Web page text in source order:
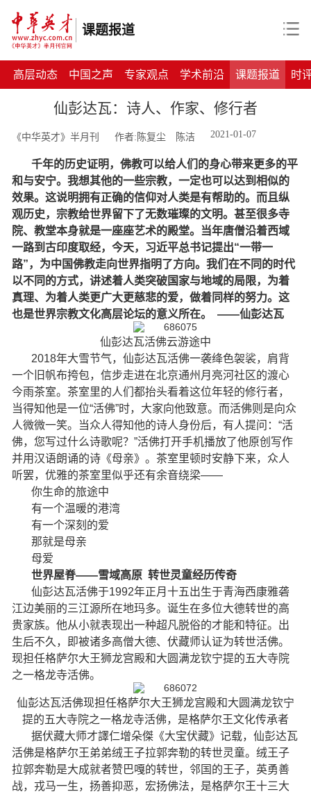
课题报道
高层动态 中国之声 专家观点 学术前沿 课题报道 时
仙彭达瓦：诗人、作家、修行者
《中华英才》半月刊 作者:陈复尘 陈洁 2021-01-07
千年的历史证明，佛教可以给人们的身心带来更多的平
和与安宁。我想其他的一些宗教，一定也可以达到相似的
效果。这说明拥有正确的信仰对人类是有帮助的。而且纵
观历史，宗教给世界留下了无数璀璨的文明。甚至很多寺
院、教堂本身就是一座座艺术的殿堂。当年唐僧沿着西域
一路到古印度取经，今天，习近平总书记提出“一带一
路”，为中国佛教走向世界指明了方向。我们在不同的时代
以不同的方式，讲述着人类突破国家与地域的局限，为着
真理、为着人类更广大更慈悲的爱，做着同样的努力。这
也是世界宗教文化高层论坛的意义所在。 ——仙彭达瓦
仙彭达瓦活佛云游途中
2018年大雪节气，仙彭达瓦活佛一袭绛色袈裟，肩背
一个旧帆布挎包，信步走进在北京通州月亮河社区的渡心
今雨茶室。茶室里的人们都抬头看着这位年轻的修行者，
当得知他是一位“活佛”时，大家向他致意。而活佛则是向众
人微微一笑。当众人得知他的诗人身份后，有人提问：“活
佛，您写过什么诗歌呢？”活佛打开手机播放了他原创写作
并用汉语朗诵的诗《母亲》。茶室里顿时安静下来，众人
听罢，优雅的茶室里似乎还有余音绕梁——
你生命的旅途中
有一个温暖的港湾
有一个深刻的爱
那就是母亲
母爱
世界屋脊——雪域高原 转世灵童经历传奇
仙彭达瓦活佛于1992年正月十五出生于青海西康雅砻
江边美丽的三江源所在地玛多。诞生在多位大德转世的高
贵家族。他从小就表现出一种超凡脱俗的才能和特征。出
生后不久，即被诸多高僧大德、伏藏师认证为转世活佛。
现担任格萨尔大王狮龙宫殿和大圆满龙钦宁提的五大寺院
之一格龙寺活佛。
仙彭达瓦活佛现担任格萨尔大王狮龙宫殿和大圆满龙钦宁
提的五大寺院之一格龙寺活佛，是格萨尔王文化传承者
据伏藏大师才譯仁增朵傑《大宝伏藏》记载，仙彭达瓦
活佛是格萨尔王弟弟绒王子拉郭奔勒的转世灵童。绒王子
拉郭奔勒是大成就者赞巴嘎的转世，邻国的王子，英勇善
战，戎马一生，扬善抑恶，宏扬佛法，是格萨尔王十三大